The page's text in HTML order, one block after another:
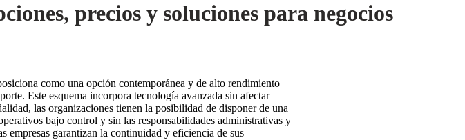
precios y soluciones para negocios
como una opción contemporánea y de alto rendimiento
Este esquema incorpora tecnología avanzada sin afectar
las organizaciones tienen la posibilidad de disponer de una
bajo control y sin las responsabilidades administrativas y
empresas garantizan la continuidad y eficiencia de sus